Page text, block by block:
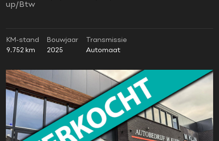
up/Btw
KM-stand
9.752 km
Bouwjaar
2025
Transmissie
Automaat